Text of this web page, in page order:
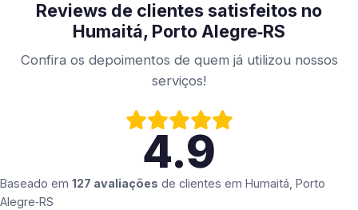
Reviews de clientes satisfeitos no
Humaitá, Porto Alegre‑RS
Confira os depoimentos de quem já utilizou nossos
serviços!
4.9
Baseado em 127 avaliações de clientes em Humaitá, Porto
Alegre‑RS